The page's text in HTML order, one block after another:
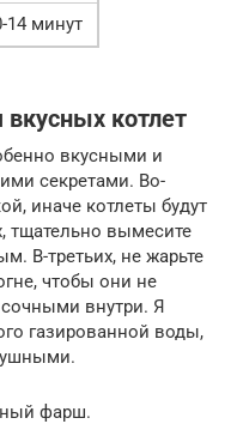
14 минут
котлет
вкусными и
секретами. Во-
иначе котлеты будут
вымесите
В-третьих, не жарьте
чтобы они не
внутри. Я
газированной воды,
фарш.